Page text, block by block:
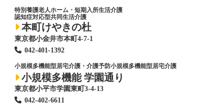
特別養護老人ホーム ・短期入所生活介護
認知症対応型共同生活介護
本町けやきの杜
東京都小金井市本町4-7-1
042-401-1392
小規模多機能型居宅介護・介護予防小規模多機能型居宅介護
小規模多機能 学園通り
東京都小平市学園東町3-4-13
042-402-6611